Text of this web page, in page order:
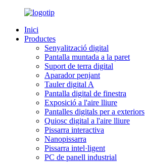
Inici
Productes
Senyalització digital
Pantalla muntada a la paret
Suport de terra digital
Aparador penjant
Tauler digital A
Pantalla digital de finestra
Exposició a l'aire lliure
Pantalles digitals per a exteriors
Quiosc digital a l'aire lliure
Pissarra interactiva
Nanopissarra
Pissarra intel·ligent
PC de panell industrial